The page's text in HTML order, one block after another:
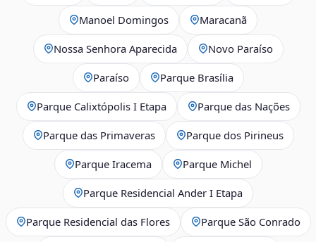
Manoel Domingos Maracanã
Nossa Senhora Aparecida Novo Paraíso
Paraíso Parque Brasília
Parque Calixtópolis I Etapa Parque das Nações
Parque das Primaveras Parque dos Pirineus
Parque Iracema Parque Michel
Parque Residencial Ander I Etapa
Parque Residencial das Flores Parque São Conrado